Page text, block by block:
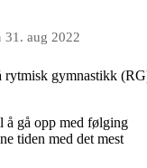
31. aug 2022
rytmisk gymnastikk
å gå opp med følging
tiden med det mest